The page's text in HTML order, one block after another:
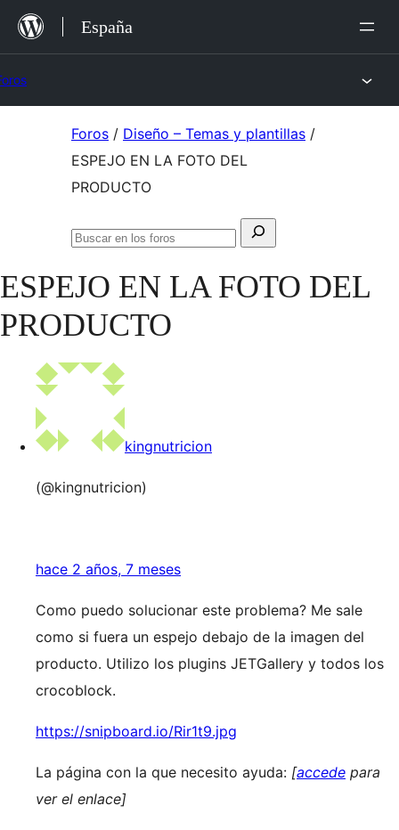
Saltar
España
Foros / Diseño – Temas y plantillas /
ESPEJO EN LA FOTO DEL
PRODUCTO
Buscar:
Buscar
los
foros
ESPEJO EN LA FOTO DEL
PRODUCTO
kingnutricion
(@kingnutricion)
hace 2 años, 7 meses
Como puedo solucionar este problema? Me sale
como si fuera un espejo debajo de la imagen del
producto. Utilizo los plugins JETGallery y todos los
crocoblock.
https://snipboard.io/Rir1t9.jpg
La página con la que necesito ayuda: [accede para
ver el enlace]